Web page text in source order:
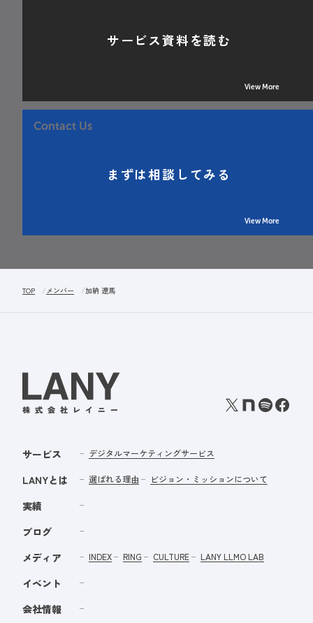
サービス資料を読む
View More
Contact Us
まずは相談してみる
View More
TOP メンバー 加納 遼馬
サービス デジタルマーケティングサービス
LANYとは 選ばれる理由 ビジョン・ミッションについて
実績
ブログ
メディア
INDEX RING CULTURE LANY LLMO LAB
イベント
会社情報